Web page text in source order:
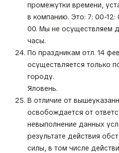
промежутки времени,
в компанию. Это: 7: 00-12:
00. Мы не осуществляем
часы.
По праздникам отл. 14
осуществляется только
городу.
Яловень.
В отличие от
освобождается от
невыполнение данных
результате действия
силы, в том числе